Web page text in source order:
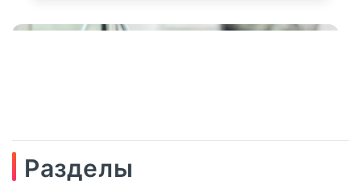
Разделы